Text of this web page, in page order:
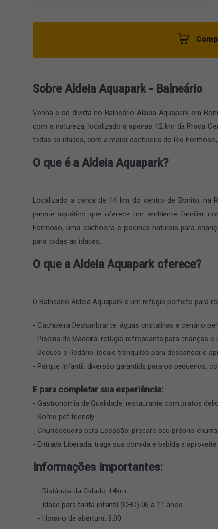
Sobre Aldeia Aquapark - Balneário
Venha e se divirta no Balneário Aldeia Aquapark em
com a natureza, localizado a apenas 12 km da Praça
todas as idades, com a maior cachoeira do Rio
O que é a Aldeia Aquapark?
Localizado a cerca de 14 km do centro de Bonito, na
parque aquático que oferece um ambiente familiar
Formoso, uma cachoeira e piscinas naturais para
para todas as idades.
O que a Aldeia Aquapark oferece?
O Balneário Aldeia Aquapark é um refúgio perfeito para
- Cachoeira Deslumbrante: águas cristalinas e cenário
- Piscina de Madeira: refúgio refrescante para crianças e
- Deques e Redário: locais tranquilos para descansar e
- Parque Infantil: diversão garantida para os pequenos,
E para completar sua experiência:
- Gastronomia de Qualidade: restaurante com pratos
- Somo pet friendly .
- Churrasqueira para Locação: prepare seu próprio
- Entrada Liberada: traga sua comida e bebida e
Informações importantes:
Distância da Cidade: 14km
Idade para tarifa infantil (CHD) 06 a 11 anos
Horario de abertura: 8:00